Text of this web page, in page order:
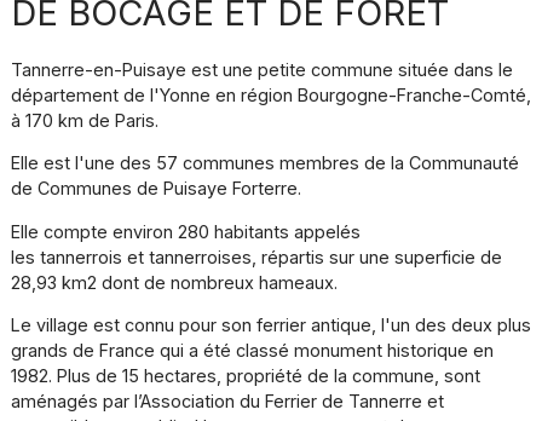
DE BOCAGE ET DE FORÊT
Tannerre-en-Puisaye est une petite commune située dans le
département de l'Yonne en région Bourgogne-Franche-Comté,
à 170 km de Paris.
Elle est l'une des 57 communes membres de la Communauté
de Communes de Puisaye Forterre.
Elle compte environ 280 habitants appelés
les tannerrois et tannerroises, répartis sur une superficie de
28,93 km2 dont de nombreux hameaux.
Le village est connu pour son ferrierantique , l'un des deux plus
grands de France qui a été classé monument historique en
1982. Plus de 15 hectares, propriété de la commune, sont
aménagés par l’Association du Ferrier de Tannerre et